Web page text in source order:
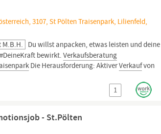
3107, St Pölten Traisenpark, Lilienfeld,
M.b.H. Du willst anpacken, etwas leisten und deine
bewirkt.Verkaufsberatung
Die Herausforderung: AktiverVerkaufvon
1
- St.Pölten